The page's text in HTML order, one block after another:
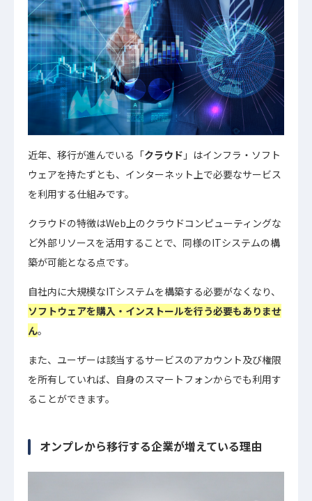
近年、移行が進んでいる「クラウド 」はインフラ・ソフト
ウェアを持たずとも、インターネット上で必要なサービス
を利用する仕組みです。
クラウドの特徴はWeb上のクラウドコンピューティングな
ど外部リソースを活用することで、同様のITシステムの構
築が可能となる点です。
自社内に大規模なITシステムを構築する必要がなくなり、
ソフトウェアを購入・インストールを行う必要もありませ
ん。
また、ユーザーは該当するサービスのアカウント及び権限
を所有していれば、自身のスマートフォンからでも利用す
ることができます。
オンプレから移行する企業が増えている理由